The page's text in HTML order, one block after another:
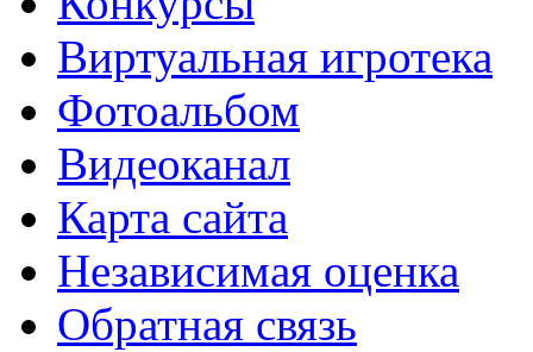
Виртуальная игротека
Фотоальбом
Видеоканал
Карта сайта
Независимая оценка
Обратная связь